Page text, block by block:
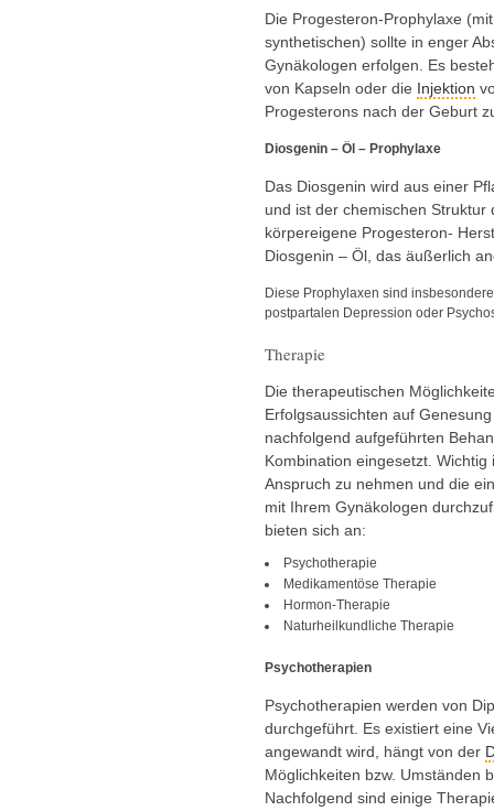
Die Progesteron-Prophylaxe
synthetischen) sollte in enger
Gynäkologen erfolgen. Es
von Kapseln oder die Injektion
Progesterons nach der Geburt
Diosgenin – Öl – Prophylaxe
Das Diosgenin wird aus einer
und ist der chemischen
körpereigene Progesteron-
Diosgenin – Öl, das äußerlich
Diese Prophylaxen sind
postpartalen Depression oder
Therapie
Die therapeutischen
Erfolgsaussichten auf
nachfolgend aufgeführten
Kombination eingesetzt.
Anspruch zu nehmen und die
mit Ihrem Gynäkologen
bieten sich an:
Psychotherapie
Medikamentöse Therapie
Hormon-Therapie
Naturheilkundliche Therapie
Psychotherapien
Psychotherapien werden von
durchgeführt. Es existiert eine
angewandt wird, hängt von der
Möglichkeiten bzw. Umständen
Nachfolgend sind einige